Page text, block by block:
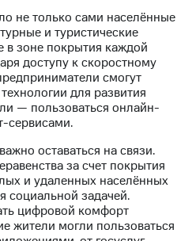
не только сами населённые
и туристические
зоне покрытия каждой
доступу к скоростному
смогут
для развития
— пользоваться онлайн-
сервисами.
оставаться на связи.
за счет покрытия
и удаленных населённых
социальной задачей.
цифровой комфорт
жители могли пользоваться